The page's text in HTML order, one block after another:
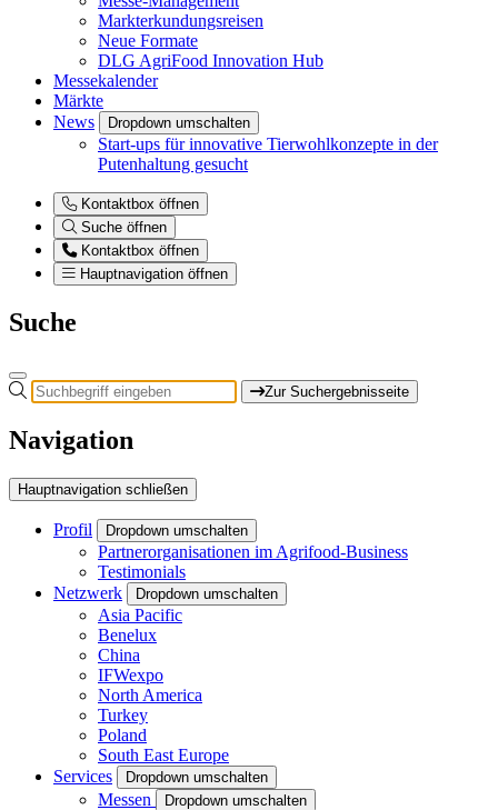
Markterkundungsreisen
Neue Formate
DLG AgriFood Innovation Hub
Messekalender
Märkte
News
Dropdown umschalten
Start-ups für innovative Tierwohlkonzepte in der
Putenhaltung gesucht
Kontaktbox öffnen
Suche öffnen
Kontaktbox öffnen
Hauptnavigation öffnen
Suche
Zur Suchergebnisseite
Navigation
Hauptnavigation schließen
Profil Dropdown umschalten
Partnerorganisationen im Agrifood-Business
Testimonials
Netzwerk
Dropdown umschalten
Asia Pacific
Benelux
China
IFWexpo
North America
Turkey
Poland
South East Europe
Services
Dropdown umschalten
Messen Dropdown umschalten